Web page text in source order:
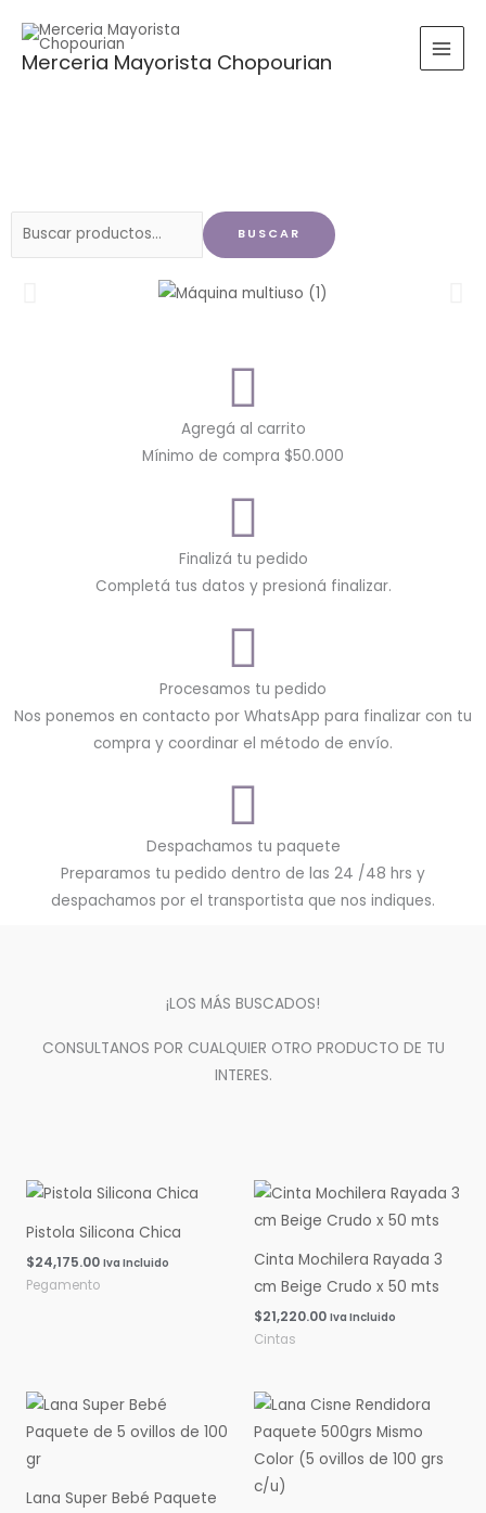
contenido
Merceria Mayorista Chopourian
Buscar
BUSCAR
Agregá al carrito
Mínimo de compra $50.000
Finalizá tu pedido
Completá tus datos y presioná finalizar.
Procesamos tu pedido
Nos ponemos en contacto por WhatsApp para finalizar con tu
compra y coordinar el método de envío.
Despachamos tu paquete
Preparamos tu pedido dentro de las 24 /48 hrs y
despachamos por el transportista que nos indiques.
¡LOS MÁS BUSCADOS!
CONSULTANOS POR CUALQUIER OTRO PRODUCTO DE TU
INTERES.
Pistola Silicona Chica
$24,175.00 Iva Incluido
Pegamento
Cinta Mochilera Rayada 3
cm Beige Crudo x 50 mts
$21,220.00 Iva Incluido
Cintas
Lana Super Bebé Paquete
Rango
de
precios:
$16,060.00
Rango
de
precios:
desde
$0.00